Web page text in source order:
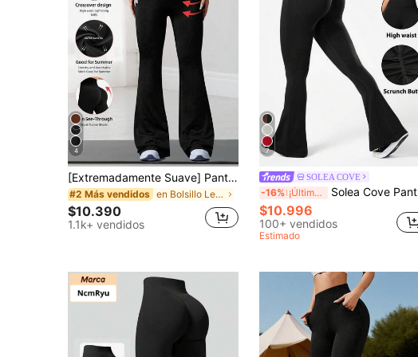
4
[Extremadamente Suave] Pantalones acampanados elásticos con diseño cruzado, pantalones minimalistas de cintura alta para ir al trabajo & yoga, leggings deportivos casuales y sexys, diseño de 1 pieza que realza los glúteos, ropa deportiva para mujer, tela de punto, elástico y cómodo, adecuado para uso diario y entrenamiento, color negro, primavera
#2 Más vendidos en Bolsillo Leggings deportivos para mujer
$10.390
1.1k+ vendidos
7
SOLEA COVE
-16% ¡Últimos 3 días Solea Cove Pantalones deportivos de cintura alta de unicolor, ajustados, transpirables, versátiles y acampanados sin costuras
$10.996
100+ vendidos
Estimado